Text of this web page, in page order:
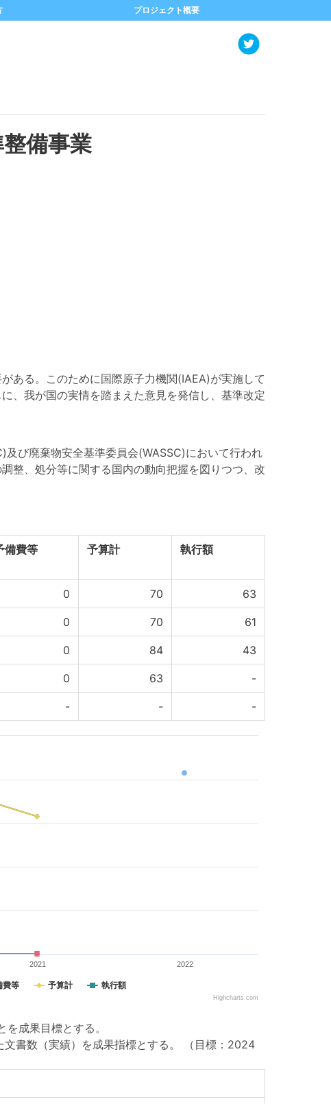
プロジェクト概要
備事業
ある。このために国際原子力機関(IAEA)が実施して
、我が国の実情を踏まえた意見を発信し、基準改定
び廃棄物安全基準委員会(WASSC)において行われ
整、処分等に関する国内の動向把握を図りつつ、改
備費等 予算計 執行額
0 70 63
0 70 61
0 84 43
0 63 -
- - -
費等 予算計 執行額
2021 2022
Highcharts.com
成果目標とする。
書数（実績）を成果指標とする。
（目標：2024